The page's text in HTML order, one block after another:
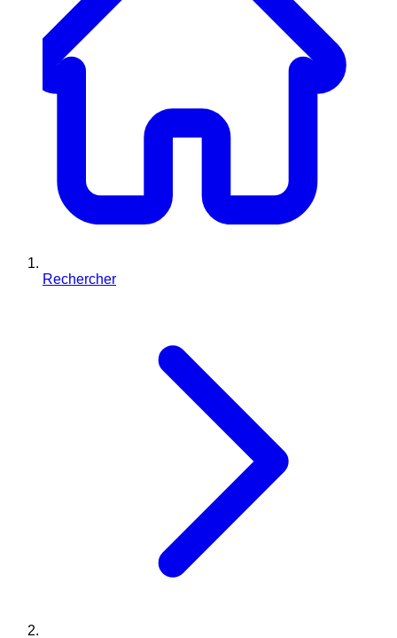
Rechercher